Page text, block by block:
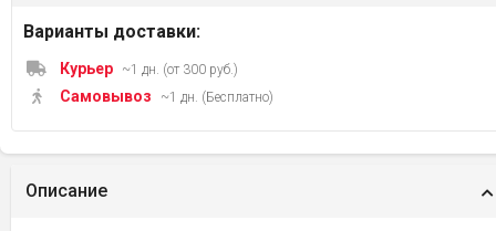
Варианты доставки:
Курьер ~1 дн. (от 300 руб.)
Самовывоз ~1 дн. (Бесплатно)
Описание